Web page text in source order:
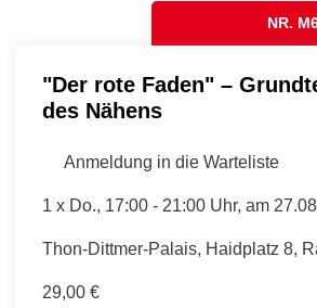
NR.
"Der rote Faden" –
des Nähens
Anmeldung in die Warteliste
1 x Do., 17:00 - 21:00 Uhr, am
Thon-Dittmer-Palais, Haidplatz 8,
29,00 €